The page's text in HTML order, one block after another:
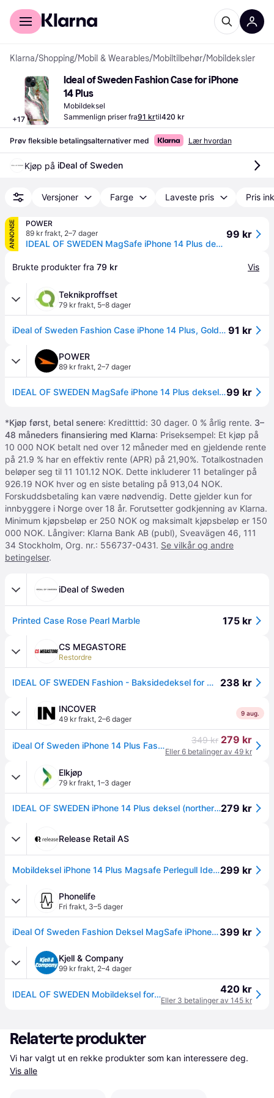
For kunder
Klarna/Shopping/Mobil & Wearables/Mobiltilbehør/Mobildeksler
+17
Ideal of Sweden Fashion Case for iPhone
14 Plus
Mobildeksel
Sammenlign priser fra91 krtil420 kr
Prøv fleksible betalingsalternativer med Lær hvordan
Kjøp på iDeal of Sweden
Versjoner Farge Laveste pris Pris
ANNONSE
POWER
89 kr frakt, 2–7 dager
IDEAL OF SWEDEN MagSafe iPhone 14 Plus deksel, Northern lights
99 kr
Brukte produkter fra 79 kr Vis
Teknikproffset
79 kr frakt, 5–8 dager
iDeal of Sweden Fashion Case iPhone 14 Plus, Golden Sand Marble 91 kr
POWER
89 kr frakt, 2–7 dager
IDEAL OF SWEDEN MagSafe iPhone 14 Plus deksel, Northern lights99 kr
*Kjøp først, betal senere: Kreditttid: 30 dager. 0 % årlig rente. 3–
48 måneders finansiering med Klarna: Priseksempel: Et kjøp på
10 000 NOK betalt ned over 12 måneder med en gjeldende rente
på 21.9 % har en effektiv rente (APR) på 21,90%. Totalkostnaden
beløper seg til 11 101.12 NOK. Dette inkluderer 11 betalinger på
926.19 NOK hver og en siste betaling på 913,04 NOK.
Forskuddsbetaling kan være nødvendig. Dette gjelder kun for
innbyggere i Norge over 18 år. Forutsetter godkjenning av Klarna.
Minimum kjøpsbeløp er 250 NOK og maksimalt kjøpsbeløp er 150
000 NOK. Långiver: Klarna Bank AB (publ), Sveavägen 46, 111
34 Stockholm, Org. nr.: 556737-0431. Se vilkår og andre
betingelser.
iDeal of Sweden
Printed Case Rose Pearl Marble 175 kr
CS MEGASTORE
Restordre
IDEAL OF SWEDEN Fashion - Baksidedeksel for mobiltelefon - polykarbonat, sink-legering - nordlys - for Apple iPhone 14 Plus 238 kr
INCOVER
49 kr frakt, 2–6 dager
9 aug.
iDeal Of Sweden iPhone 14 Plus Fashion Deksel - Northern Lights 349 kr 279 kr
Eller 6 betalinger av 49 kr
Elkjøp
79 kr frakt, 1–3 dager
IDEAL OF SWEDEN iPhone 14 Plus deksel (northern lights)279 kr
Release Retail AS
Mobildeksel iPhone 14 Plus Magsafe Perlegull Ideal of Sweden299 kr
Phonelife
Fri frakt, 3–5 dager
iDeal Of Sweden Fashion Deksel MagSafe iPhone 14 Plus Northern Lights399 kr
Kjell & Company
99 kr frakt, 2–4 dager
IDEAL OF SWEDEN Mobildeksel for iPhone 14 Plus Black Thunder 420 kr
Eller 3 betalinger av 145 kr
Relaterte produkter
Vis alle